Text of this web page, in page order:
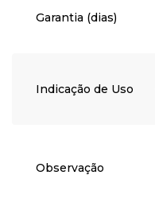
Garantia (dias)
Indicação de Uso
Observação